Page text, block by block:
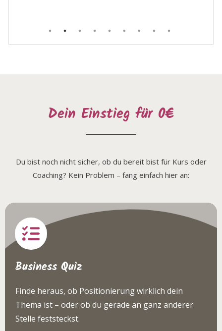
Dein Einstieg für 0€
Du bist noch nicht sicher, ob du bereit bist für Kurs oder
Coaching? Kein Problem – fang einfach hier an:
Business Quiz
Finde heraus, ob Positionierung wirklich dein
Thema ist – oder ob du gerade an ganz anderer
Stelle feststeckst.